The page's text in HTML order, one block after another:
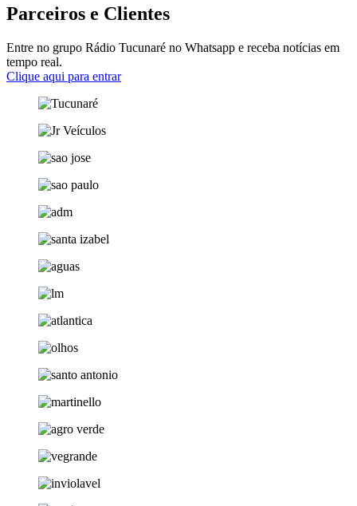
Parceiros e Clientes
Entre no grupo Rádio Tucunaré no Whatsapp e receba notícias em
tempo real.
Clique aqui para entrar